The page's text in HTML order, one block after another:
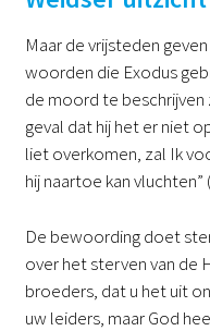
Maar de vrijsteden
woorden die Exodus
de moord te beschrijven
geval dat hij het er niet
liet overkomen, zal Ik
hij naartoe kan vluchten” (
De bewoording doet
over het sterven van de
broeders, dat u het uit
uw leiders, maar God